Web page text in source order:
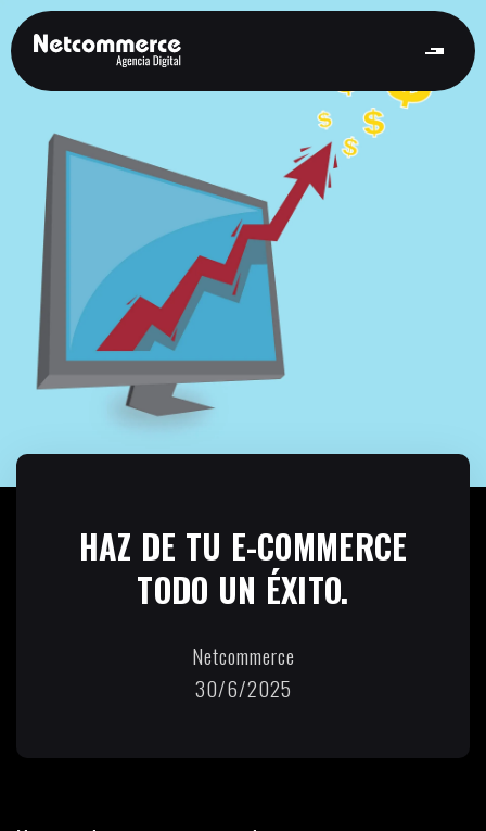
HAZ DE TU E-COMMERCE
TODO UN ÉXITO.
Netcommerce
30/6/2025